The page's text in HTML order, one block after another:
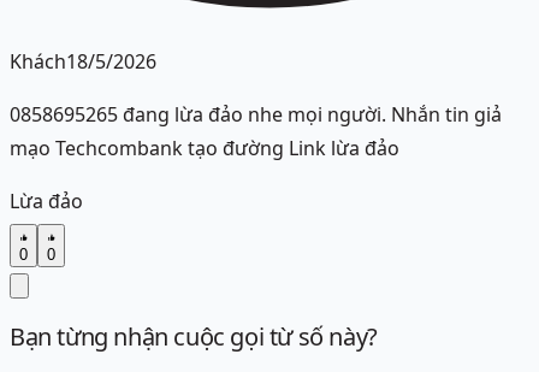
Khách18/5/2026
0858695265 đang lừa đảo nhe mọi người. Nhắn tin giả
mạo Techcombank tạo đường Link lừa đảo
Lừa đảo
0 0
Bạn từng nhận cuộc gọi từ số này?